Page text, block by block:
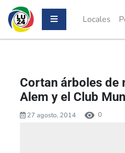
Locales
Cortan árboles de
Alem y el Club
27 agosto, 2014 0